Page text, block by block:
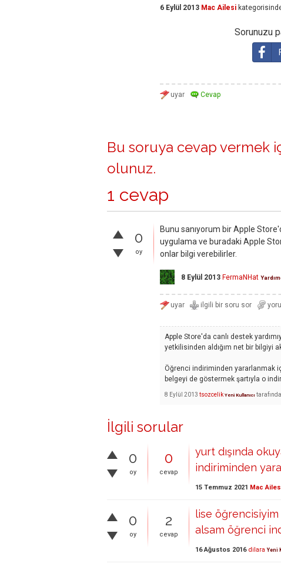
6 Eylül 2013 Mac Ailesi
Sorunuzu
Bu soruya cevap vermek
olunuz.
1 cevap
0
oy
Bunu sanıyorum bir Apple
uygulama ve buradaki Apple
onlar bilgi verebilirler.
8 Eylül 2013 FermaNHat
Apple Store'da canlı destek
yetkilisinden aldığım net bir bilgiyi
Öğrenci indiriminden yararlanmak
belgeyi de göstermek şartıyla o
8 Eylül 2013 tsozcelik Yeni Kullanıcı
İlgili sorular
0
oy
0
cevap
yurt dışında
indiriminden
15 Temmuz 2021 Mac
0
oy
2
cevap
lise
alsam öğrenci
16 Ağustos 2016 dilara Yeni